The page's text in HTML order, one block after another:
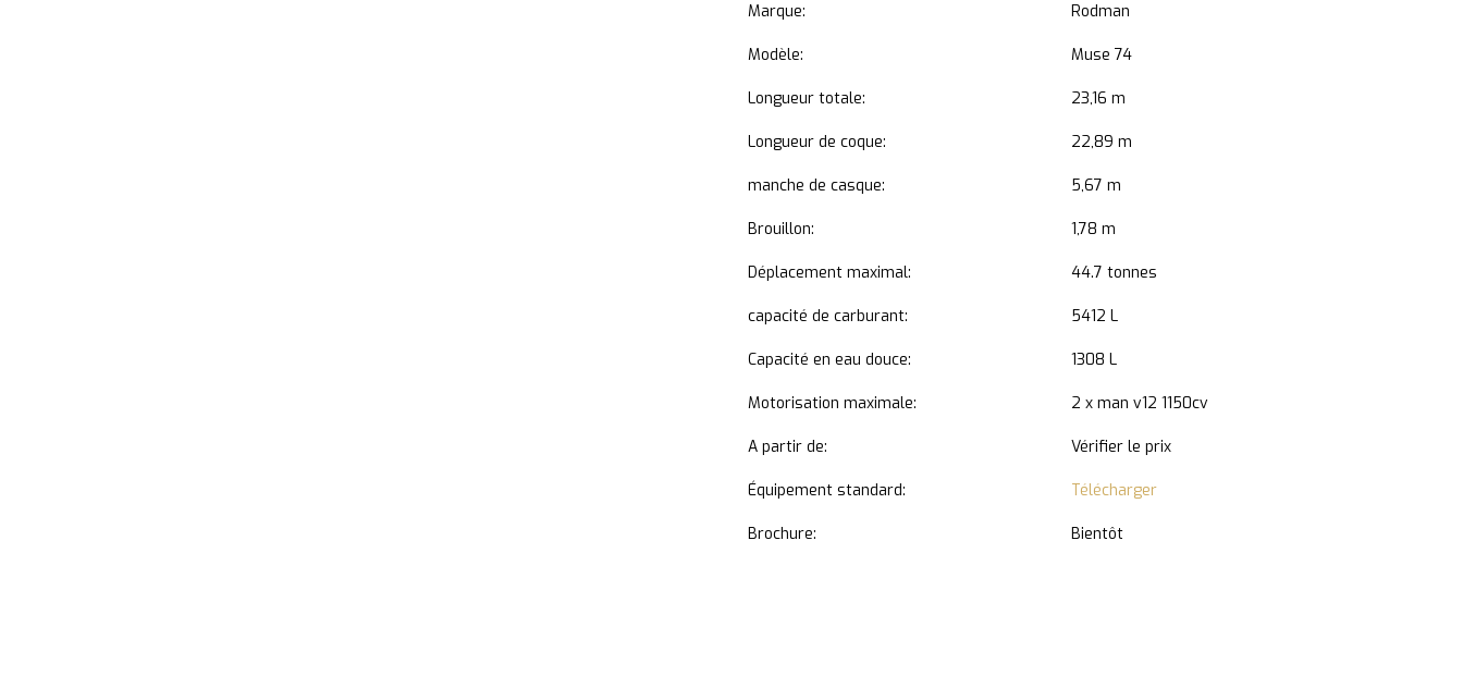
Marque: Rodman
Modèle: Muse 74
Longueur totale: 23,16 m
Longueur de coque: 22,89 m
manche de casque: 5,67 m
Brouillon: 1,78 m
Déplacement maximal: 44.7 tonnes
capacité de carburant: 5412 L
Capacité en eau douce: 1308 L
Motorisation maximale: 2 x man v12 1150cv
A partir de: Vérifier le prix
Équipement standard: Télécharger
Brochure: Bientôt